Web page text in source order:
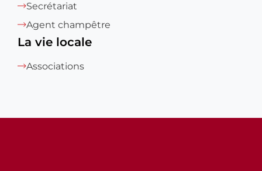
Secrétariat
Agent champêtre
La vie locale
Associations